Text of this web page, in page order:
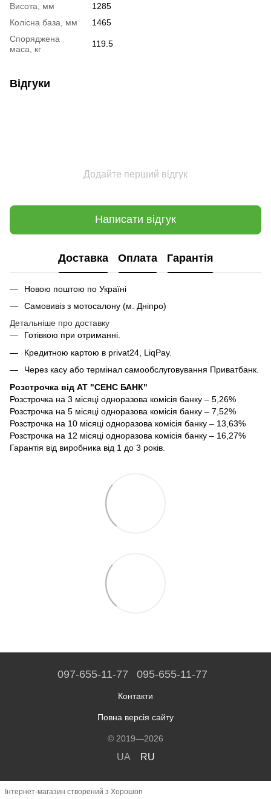
Висота, мм
1285
Колісна база, мм
1465
Споряджена
маса, кг
119.5
Відгуки
Додайте перший відгук
Написати відгук
Доставка Оплата Гарантія
Новою поштою по Україні
Самовивіз з мотосалону (м. Дніпро)
Детальніше про доставку
Готівкою при отриманні.
Кредитною картою в privat24, LiqPay.
Через касу або термінал самообслуговування Приватбанк.
Розстрочка від АТ "СЕНС БАНК"
Розстрочка на 3 місяці одноразова комісія банку – 5,26%
Розстрочка на 5 місяці одноразова комісія банку – 7,52%
Розстрочка на 10 місяці одноразова комісія банку – 13,63%
Розстрочка на 12 місяці одноразова комісія банку – 16,27%
Гарантія від виробника від 1 до 3 років.
097-655-11-77 095-655-11-77
Контакти
Повна версія сайту
© 2019—2026
UA RU
Інтернет-магазин створений з Хорошоп